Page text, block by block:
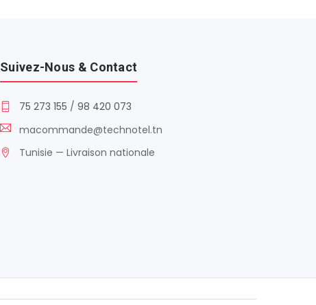
Suivez-Nous & Contact
75 273 155 / 98 420 073
macommande@technotel.tn
Tunisie — Livraison nationale